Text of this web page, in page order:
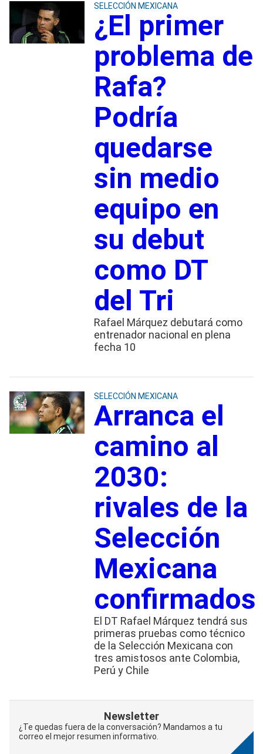
SELECCIÓN MEXICANA
¿El primer
problema de
Rafa?
Podría
quedarse
sin medio
equipo en
su debut
como DT
del Tri
Rafael Márquez debutará como
entrenador nacional en plena
fecha 10
SELECCIÓN MEXICANA
Arranca el
camino al
2030:
rivales de la
Selección
Mexicana
confirmados
El DT Rafael Márquez tendrá sus
primeras pruebas como técnico
de la Selección Mexicana con
tres amistosos ante Colombia,
Perú y Chile
Newsletter
¿Te quedas fuera de la conversación? Mandamos a tu
correo el mejor resumen informativo.